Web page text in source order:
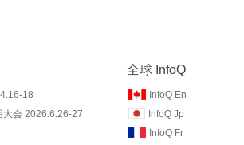
18
大会 2026.6.26-27
全球 InfoQ
InfoQ En
InfoQ Jp
InfoQ Fr